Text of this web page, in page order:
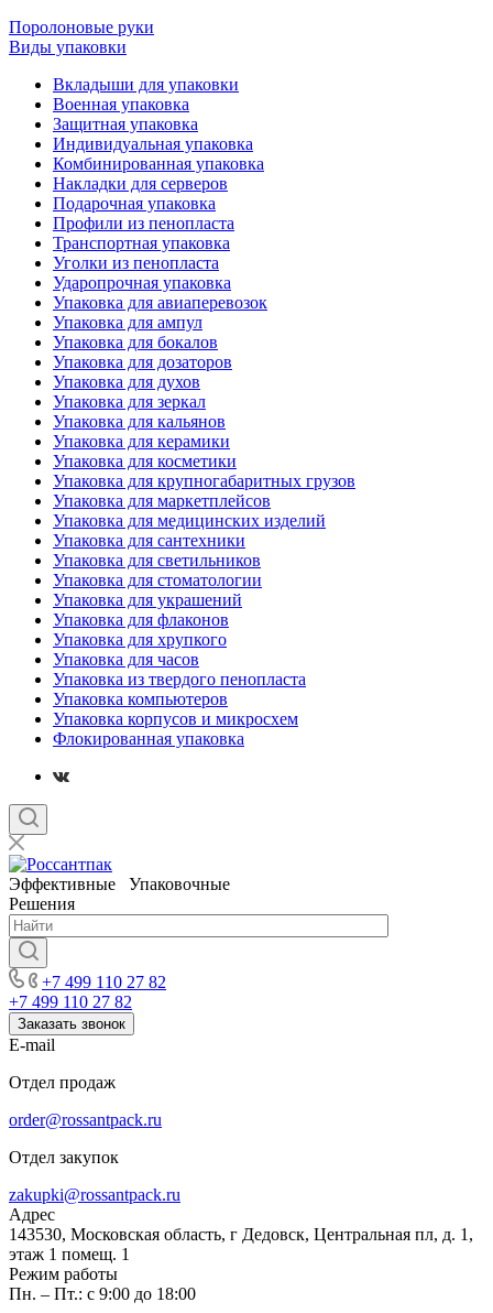
Поролоновые руки
Виды упаковки
Вкладыши для упаковки
Военная упаковка
Защитная упаковка
Индивидуальная упаковка
Комбинированная упаковка
Накладки для серверов
Подарочная упаковка
Профили из пенопласта
Транспортная упаковка
Уголки из пенопласта
Ударопрочная упаковка
Упаковка для авиаперевозок
Упаковка для ампул
Упаковка для бокалов
Упаковка для дозаторов
Упаковка для духов
Упаковка для зеркал
Упаковка для кальянов
Упаковка для керамики
Упаковка для косметики
Упаковка для крупногабаритных грузов
Упаковка для маркетплейсов
Упаковка для медицинских изделий
Упаковка для сантехники
Упаковка для светильников
Упаковка для стоматологии
Упаковка для украшений
Упаковка для флаконов
Упаковка для хрупкого
Упаковка для часов
Упаковка из твердого пенопласта
Упаковка компьютеров
Упаковка корпусов и микросхем
Флокированная упаковка
Эффективные Упаковочные
Решения
+7 499 110 27 82
+7 499 110 27 82
Заказать звонок
E-mail
Отдел продаж
order@rossantpack.ru
Отдел закупок
zakupki@rossantpack.ru
Адрес
143530, Московская область, г Дедовск, Центральная пл, д. 1,
этаж 1 помещ. 1
Режим работы
Пн. – Пт.: с 9:00 до 18:00